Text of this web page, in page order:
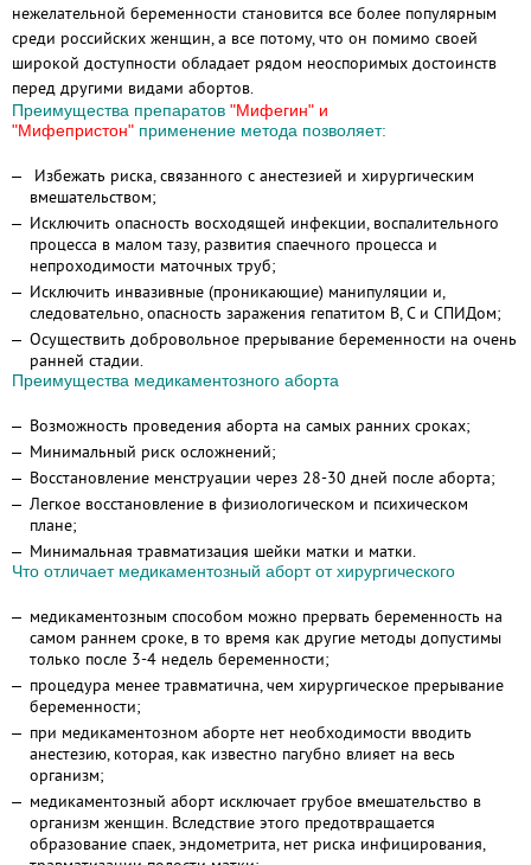
нежелательной беременности становится все более популярным
среди российских женщин, а все потому, что он помимо своей
широкой доступности обладает рядом неоспоримых достоинств
перед другими видами абортов.
Преимущества препаратов "Мифегин" и
"Мифепристон" применение метода позволяет:
Избежать риска, связанного с анестезией и хирургическим
вмешательством;
Исключить опасность восходящей инфекции, воспалительного
процесса в малом тазу, развития спаечного процесса и
непроходимости маточных труб;
Исключить инвазивные (проникающие) манипуляции и,
следовательно, опасность заражения гепатитом В, С и СПИДом;
Осуществить добровольное прерывание беременности на очень
ранней стадии.
Преимущества медикаментозного аборта
Возможность проведения аборта на самых ранних сроках;
Минимальный риск осложнений;
Восстановление менструации через 28-30 дней после аборта;
Легкое восстановление в физиологическом и психическом
плане;
Минимальная травматизация шейки матки и матки.
Что отличает медикаментозный аборт от хирургического
медикаментозным способом можно прервать беременность на
самом раннем сроке, в то время как другие методы допустимы
только после 3-4 недель беременности;
процедура менее травматична, чем хирургическое прерывание
беременности;
при медикаментозном аборте нет необходимости вводить
анестезию, которая, как известно пагубно влияет на весь
организм;
медикаментозный аборт исключает грубое вмешательство в
организм женщин. Вследствие этого предотвращается
образование спаек, эндометрита, нет риска инфицирования,